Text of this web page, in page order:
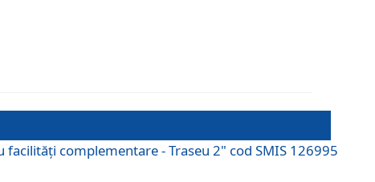
complementare - Traseu 2" cod SMIS 126995